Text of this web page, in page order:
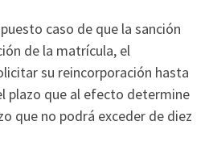
caso de que la sanción
de la matrícula, el
su reincorporación hasta
plazo que al efecto determine
que no podrá exceder de diez